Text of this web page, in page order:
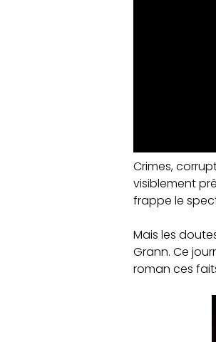
Crimes,
visiblement
frappe le
Mais les
Grann. Ce
roman ces